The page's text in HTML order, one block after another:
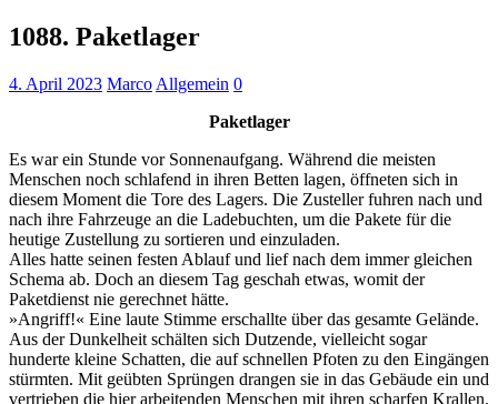
1088. Paketlager
4. April 2023 Marco Allgemein 0
Paketlager
Es war ein Stunde vor Sonnenaufgang. Während die meisten
Menschen noch schlafend in ihren Betten lagen, öffneten sich in
diesem Moment die Tore des Lagers. Die Zusteller fuhren nach und
nach ihre Fahrzeuge an die Ladebuchten, um die Pakete für die
heutige Zustellung zu sortieren und einzuladen.
Alles hatte seinen festen Ablauf und lief nach dem immer gleichen
Schema ab. Doch an diesem Tag geschah etwas, womit der
Paketdienst nie gerechnet hätte.
»Angriff!« Eine laute Stimme erschallte über das gesamte Gelände.
Aus der Dunkelheit schälten sich Dutzende, vielleicht sogar
hunderte kleine Schatten, die auf schnellen Pfoten zu den Eingängen
stürmten. Mit geübten Sprüngen drangen sie in das Gebäude ein und
vertrieben die hier arbeitenden Menschen mit ihren scharfen Krallen.